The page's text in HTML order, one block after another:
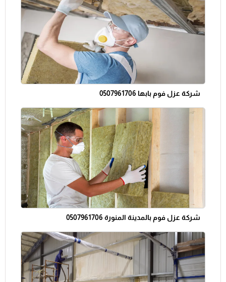
شركة عزل فوم بابها 0507961706
شركة عزل فوم بالمدينة المنورة 0507961706